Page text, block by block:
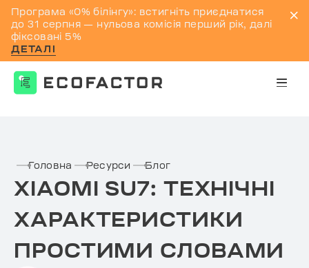
Програма «0% білінгу»: встигніть приєднатися
до 31 серпня — нульова комісія перший рік, далі
фіксовані 5%
ДЕТАЛІ
Головна Ресурси Блог
XIAOMI SU7: ТЕХНІЧНІ
ХАРАКТЕРИСТИКИ
ПРОСТИМИ СЛОВАМИ